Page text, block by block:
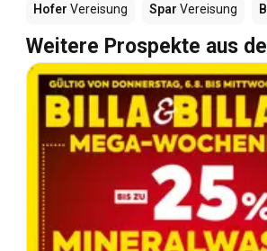
Hofer Vereisung Spar Vereisung
Weitere Prospekte aus